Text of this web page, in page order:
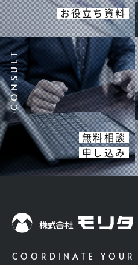
お役立ち資料
無料相談
申し込み
COORDINATE YOUR